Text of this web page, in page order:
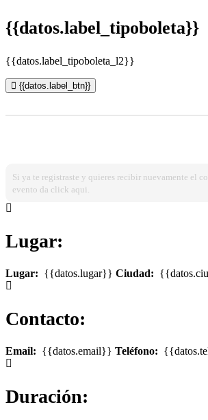
{{datos.label_tipoboleta}}
{{datos.label_tipoboleta_l2}}
{{datos.label_btn}}
Si ya te registraste y quieres recibir nuevamente el
evento da click aqui.
Lugar:
Lugar: {{datos.lugar}} Ciudad:
Contacto:
Email: {{datos.email}} Teléfono:
Duración: